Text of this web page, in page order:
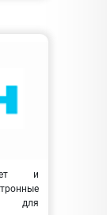
и
для